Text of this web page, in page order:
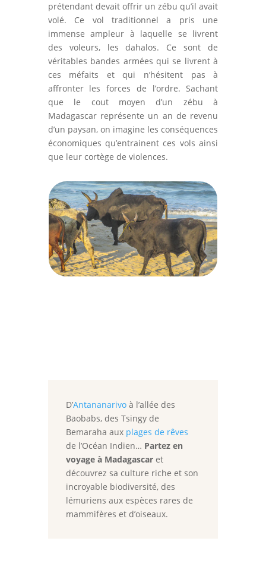
prétendant devait offrir un zébu qu’il avait
volé. Ce vol traditionnel a pris une
immense ampleur à laquelle se livrent
des voleurs, les dahalos. Ce sont de
véritables bandes armées qui se livrent à
ces méfaits et qui n’hésitent pas à
affronter les forces de l’ordre. Sachant
que le cout moyen d’un zébu à
Madagascar représente un an de revenu
d’un paysan, on imagine les conséquences
économiques qu’entrainent ces vols ainsi
que leur cortège de violences.
D’Antananarivoà l’allée des
Baobabs, des Tsingy de
Bemaraha aux plages de rêves
de l’Océan Indien… Partez en
voyage à Madagascaret
découvrez sa culture riche et son
incroyable biodiversité, des
lémuriens aux espèces rares de
mammifères et d’oiseaux.